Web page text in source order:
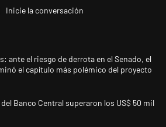
Inicie la conversación
con más comentarios en los últimos
el título "Ley de Tierras: ante el riesgo
ante el riesgo de derrota en el Senado, el
el capítulo más polémico del proyecto
el título "Las reservas del Banco Central
Banco Central superaron los US$ 50 mil